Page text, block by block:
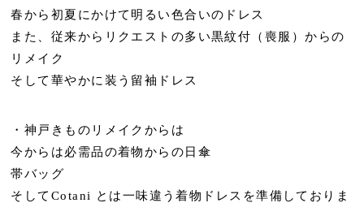
春から初夏にかけて明るい色合いのドレス
また、従来からリクエストの多い黒紋付（喪服）からの
リメイク
そして華やかに装う留袖ドレス
・神戸きものリメイクからは
今からは必需品の着物からの日傘
帯バッグ
そしてCotani とは一味違う着物ドレスを準備しておりま